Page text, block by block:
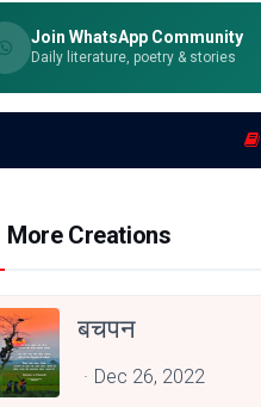
Join WhatsApp Community
Daily literature, poetry & stories
More Creations
बचपन
Dec 26, 2022